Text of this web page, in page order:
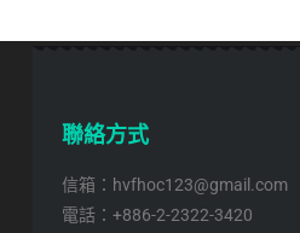
聯絡方式
信箱：hvfhoc123@gmail.com
電話：+886-2-2322-3420